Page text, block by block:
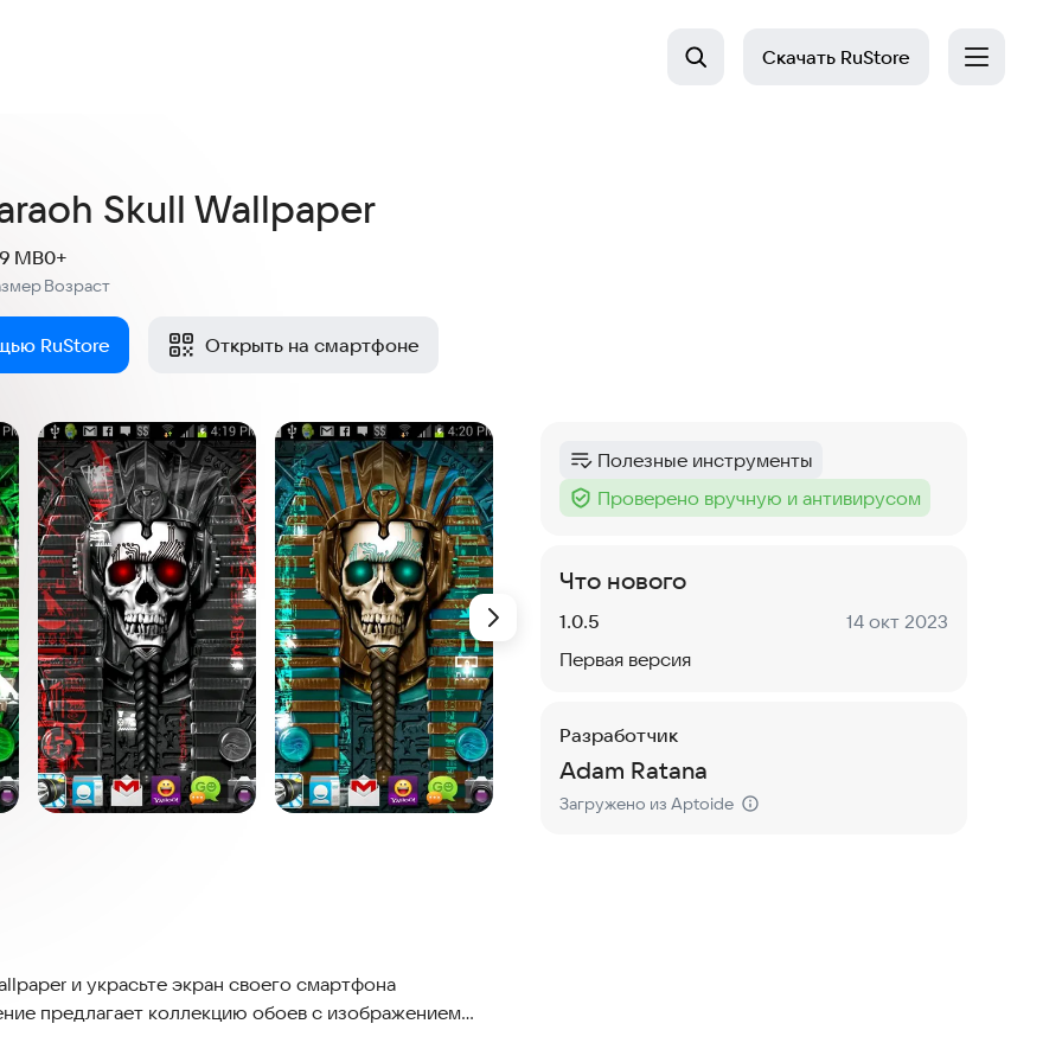
Скачать RuStore
Skull Wallpaper
MB
Возраст
0+
RuStore Открыть на смартфоне
и украсьте экран своего смартфона
предлагает коллекцию обоев с изображением
и загадочности. Все обои разработаны с
Категория:
Полезные инструменты
Тег :
Проверено вручную и антивирусом
Что нового
Версия:
1.0.5 Дата:
14 окт 2023
Первая версия
Разработчик
Adam Ratana
Загружено из Aptoide